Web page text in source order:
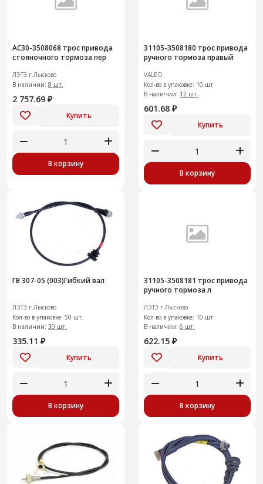
АС30-3508068 трос привода
стояночного тормоза пер
ЛЭТЗ г.Лысково
В наличии: 8 шт.
2 757.69 ₽
Купить
В корзину
31105-3508180 трос привода
ручного тормоза правый
VALEO
Кол-во в упаковке: 10 шт.
В наличии: 12 шт.
601.68 ₽
Купить
В корзину
ГВ 307-05 (003)Гибкий вал
ЛЭТЗ г.Лысково
Кол-во в упаковке: 50 шт.
В наличии: 30 шт.
335.11 ₽
Купить
В корзину
31105-3508181 трос привода
ручного тормоза л
ЛЭТЗ г.Лысково
Кол-во в упаковке: 10 шт.
В наличии: 6 шт.
622.15 ₽
Купить
В корзину